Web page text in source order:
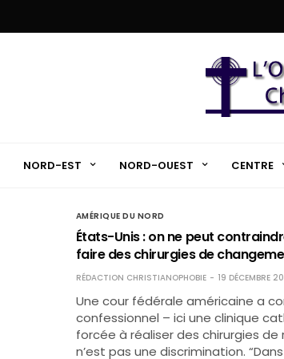
NORD-EST NORD-OUEST CENTRE
AMÉRIQUE DU NORD
États-Unis : on ne peut
faire des chirurgies de
RÉDACTION CHRISTIANOPHOBIE 19 DÉCEMBRE
Une cour fédérale américaine a
confessionnel – ici une clinique
forcée à réaliser des chirurgies
n’est pas une discrimination.